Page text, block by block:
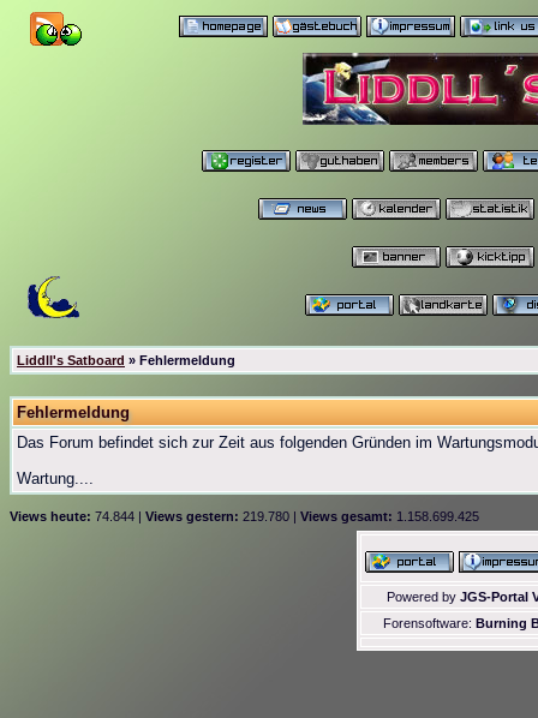
Liddll's Satboard » Fehlermeldung
Fehlermeldung
Das Forum befindet sich zur Zeit aus folgenden Gründen im
Wartung....
Views heute: 74.844 | Views gestern: 219.780 | Views gesamt: 1.158.699.425
Powered by JGS-Portal
Forensoftware: Burning